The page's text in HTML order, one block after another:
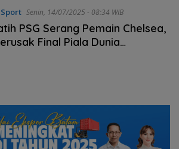
Sport Senin, 14/07/2025 - 08:34 WIB
PSG Serang Pemain Chelsea,
Final Piala Dunia